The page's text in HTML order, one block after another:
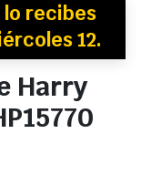
lo recibes
12.
Harry